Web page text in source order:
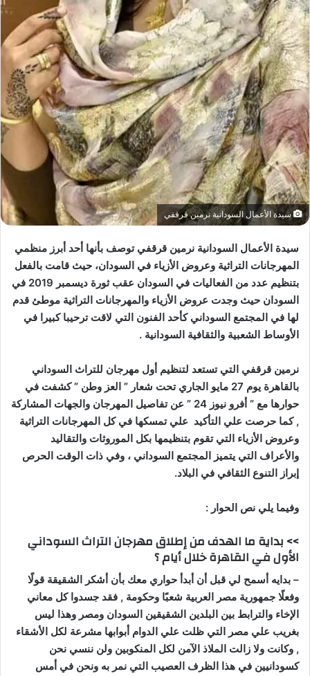
سيدة الأعمال السودانية نرمين قرقفي
سيدة الأعمال السودانية نرمين قرقفي توصف بأنها أحد أبرز منظمي
المهرجانات التراثية وعروض الأزياء في السودان، حيث قامت بالفعل
بتنظيم عدد من الفعاليات في السودان عقب ثورة ديسمبر 2019 في
السودان حيث وجدت عروض الأزياء والمهرجانات التراثية موطئ قدم
لها في المجتمع السوداني كأحد الفنون التي لاقت ترحيبا كبيرا في
الأوساط الشعبية والثقافية السودانية .
نرمين قرقفي التي تستعد لتنظيم أول مهرجان للتراث السوداني
بالقاهرة يوم 27 مايو الجاري تحت شعار ” العز وطن ” كشفت في
حوارها مع ” أفرو نيوز 24 ” عن تفاصيل المهرجان والجهات المشاركة
, كما حرصت علي التأكيد علي تمسكها في كل المهرجانات التراثية
وعروض الأزياء التي تقوم بتنظيمها بكل الموروثات والتقاليد
والأعراف التي يتميز المجتمع السوداني ، وفي ذات الوقت الحرص
إبراز التنوع الثقافي في البلاد.
وفيما يلي نص الحوار :
>> بداية ما الهدف من إطلاق مهرجان التراث السوداني
الأول في القاهرة خلال أيام ؟
– بدايه أسمح لي قبل أن أبدأ حواري معك بأن أشكر الشقيقة قولًا
وفعلًا جمهورية مصر العربية شعبًا وحكومة , فقد جسدوا كل معاني
الإخاء والترابط بين البلدين الشقيقين السودان ومصر وهذا ليس
بغريب علي مصر التي ظلت علي الدوام أبوابها مشرعة لكل الأشقاء
, وكانت ولا زالت الملاذ الآمن لكل المنكوبين ولن ننسي نحن
كسودانيين في هذا الظرف العصيب التي نمر به ونحن في أمس